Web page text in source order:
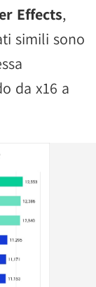
Effects,
simili sono
da x16 a